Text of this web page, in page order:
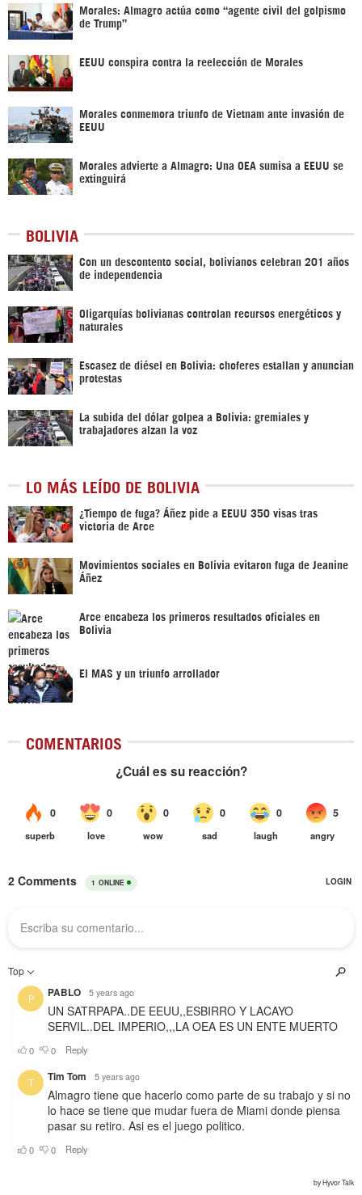
Morales: Almagro actúa como “agente civil del golpismo
de Trump”
EEUU conspira contra la reelección de Morales ‎
Morales conmemora triunfo de Vietnam ante invasión de
EEUU
Morales advierte a Almagro: Una OEA sumisa a EEUU se
extinguirá
BOLIVIA
Con un descontento social, bolivianos celebran 201 años
de independencia
Oligarquías bolivianas controlan recursos energéticos y
naturales
Escasez de diésel en Bolivia: choferes estallan y anuncian
protestas
La subida del dólar golpea a Bolivia: gremiales y
trabajadores alzan la voz
LO MÁS LEÍDO DE BOLIVIA
¿Tiempo de fuga? Áñez pide a EEUU 350 visas tras
victoria de Arce
Movimientos sociales en Bolivia evitaron fuga de Jeanine
Áñez
Arce encabeza los primeros resultados oficiales en
Bolivia
El MAS y un triunfo arrollador
COMENTARIOS